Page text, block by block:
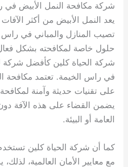
شركة مكافحة النمل الأبيض في
يعد النمل الأبيض من أكثر
تصيب المنازل والمباني في راس
حلول خاصة لمكافحته بشكل
شركة الحياة كلين كأفضل شركة
في راس الخيمة. تعتمد مكافحة
على تقنيات حديثة وآمنة
يضمن القضاء على هذه الآفة
العامة أو البيئة.
كما أن شركة الحياة كلين
مع معايير الأمان العالمية،